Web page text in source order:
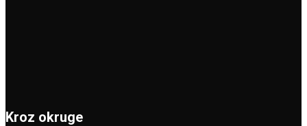
Kroz okruge